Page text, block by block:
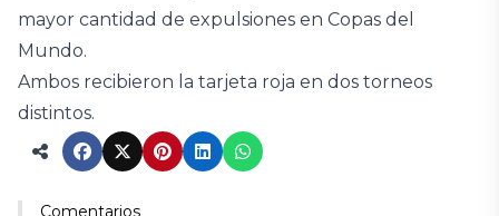
mayor cantidad de expulsiones en Copas del
Mundo.
Ambos recibieron la tarjeta roja en dos torneos
distintos.
Comentarios